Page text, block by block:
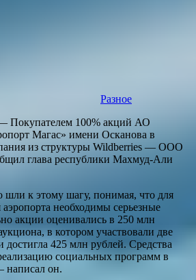
Разное
Покупателем 100% акций АО
Магас» имени Осканова в
из структуры Wildberries — ООО
глава республики Махмуд-Али
к этому шагу, понимая, что для
необходимы серьезные
акции оценивались в 250 млн
в котором участвовали две
достигла 425 млн рублей. Средства
социальных программ в
написал он.